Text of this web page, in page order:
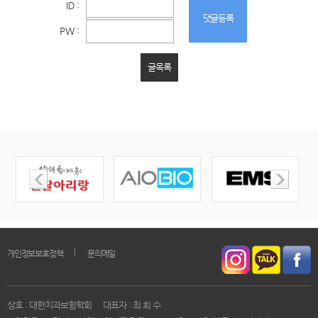
ID :
PW :
댓글등록
글목록
개인정보보호정책 문의메일
상호 : 대한치과보험학회
대표자 : 최 희 수